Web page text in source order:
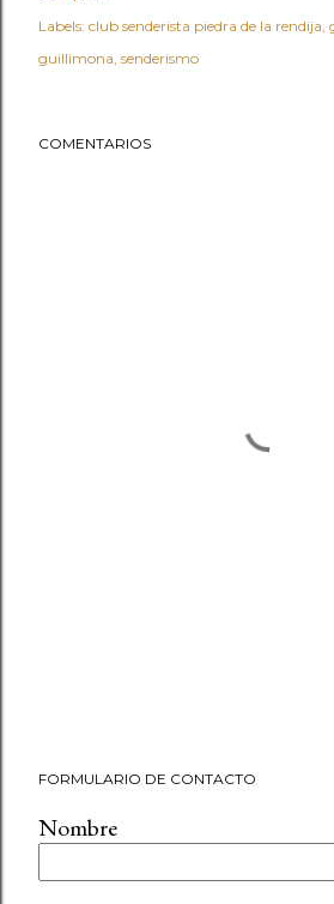
Labels: club senderista piedra de la rendija
guillimona senderismo
COMENTARIOS
FORMULARIO DE CONTACTO
Nombre